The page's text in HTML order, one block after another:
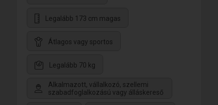
Legalább 173 cm magas
Átlagos vagy sportos
Legalább 70 kg
Alkalmazott, vállalkozó, szellemi
szabadfoglalkozású vagy álláskereső